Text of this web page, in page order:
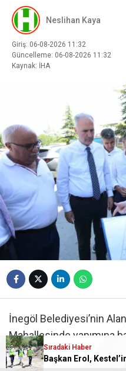
Neslihan Kaya
Giriş: 06-08-2026 11:32
Güncelleme: 06-08-2026 11:32
Kaynak: İHA
İnegöl Belediyesi’nin
Mahallesinde yapımına
çalışmalar devam ediyor.
Sıradaki Haber